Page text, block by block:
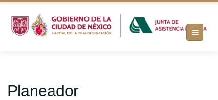
Planeador